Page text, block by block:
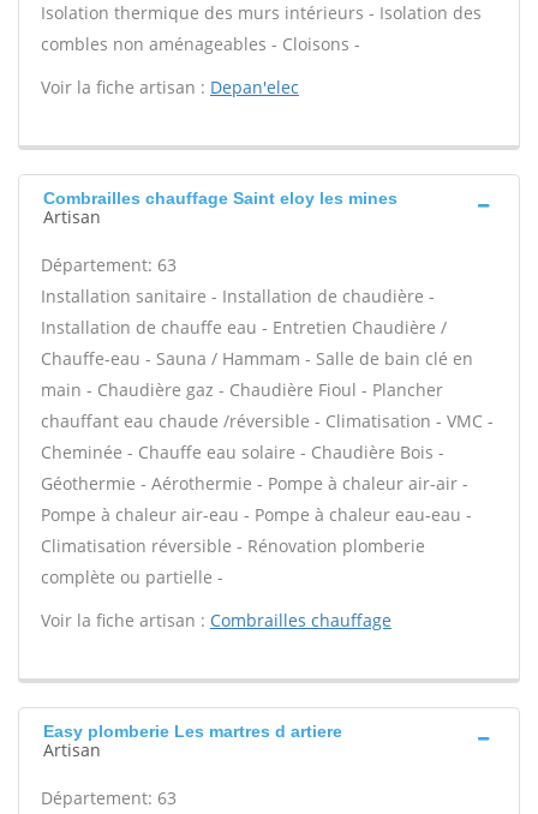
Isolation thermique des murs intérieurs - Isolation des
combles non aménageables - Cloisons -
Voir la fiche artisan : Depan'elec
Combrailles chauffage Saint eloy les mines
Artisan
Département: 63
Installation sanitaire - Installation de chaudière -
Installation de chauffe eau - Entretien Chaudière /
Chauffe-eau - Sauna / Hammam - Salle de bain clé en
main - Chaudière gaz - Chaudière Fioul - Plancher
chauffant eau chaude /réversible - Climatisation - VMC -
Cheminée - Chauffe eau solaire - Chaudière Bois -
Géothermie - Aérothermie - Pompe à chaleur air-air -
Pompe à chaleur air-eau - Pompe à chaleur eau-eau -
Climatisation réversible - Rénovation plomberie
complète ou partielle -
Voir la fiche artisan : Combrailles chauffage
Easy plomberie Les martres d artiere
Artisan
Département: 63